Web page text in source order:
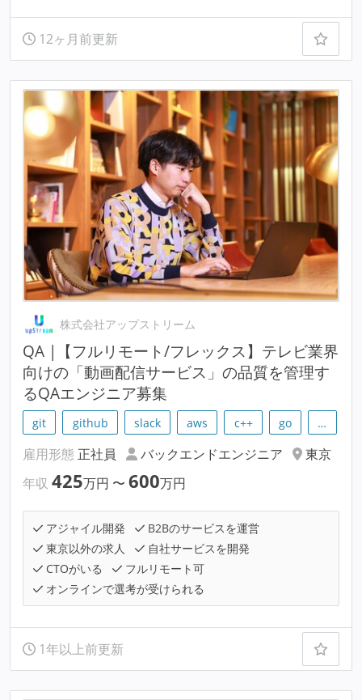
12ヶ月前更新
株式会社アップストリーム
QA |【フルリモート/フレックス】テレビ業界
向けの「動画配信サービス」の品質を管理す
るQAエンジニア募集
git github slack aws c++ go …
雇用形態 正社員 バックエンドエンジニア
東京
年収 425万円 〜 600万円
アジャイル開発
B2Bのサービスを運営
東京以外の求人
自社サービスを開発
CTOがいる
フルリモート可
オンラインで選考が受けられる
1年以上前更新